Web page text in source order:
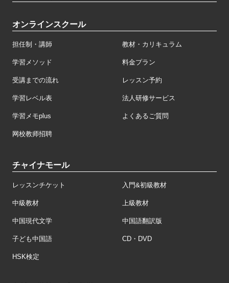
オンラインスクール
担任制・講師 教材・カリキュラム
学習メソッド 料金プラン
受講までの流れ レッスン予約
学習レベル表 法人研修サービス
学習メモplus よくあるご質問
网校教师招聘
チャイナモール
レッスンチケット 入門&初級教材
中級教材 上級教材
中国現代文学 中国語翻訳版
子ども中国語 CD・DVD
HSK検定